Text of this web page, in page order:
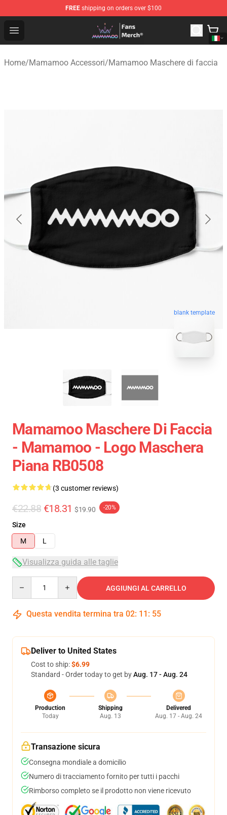
FREE shipping on orders over $100
Open menu
Mamamoo Store - Official Mamamoo Merchandise Shop
Home/Mamamoo Accessori/Mamamoo Maschere di faccia
blank template
Mamamoo Maschere Di Faccia
- Mamamoo - Logo Maschera
Piana RB0508
(3 customer reviews)
€22.88 €18.31 $19.90 -20%
Size
M
L
Visualizza guida alle taglie
AGGIUNGI AL CARRELLO
Questa vendita termina tra 02: 11 : 54
Deliver to United States
Cost to ship:$6.99
Standard - Order today to get byAug. 17 - Aug. 24
Production
Today
Shipping
Aug. 13
Delivered
Aug. 17 - Aug. 24
Transazione sicura
Consegna mondiale a domicilio
Numero di tracciamento fornito per tutti i pacchi
Rimborso completo se il prodotto non viene ricevuto